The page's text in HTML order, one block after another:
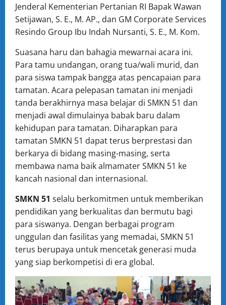
Jenderal Kementerian Pertanian RI Bapak Wawan
Setijawan, S. E., M. AP., dan GM Corporate Services
Resindo Group Ibu Indah Nursanti, S. E., M. Kom.
Suasana haru dan bahagia mewarnai acara ini.
Para tamu undangan, orang tua/wali murid, dan
para siswa tampak bangga atas pencapaian para
tamatan. Acara pelepasan tamatan ini menjadi
tanda berakhirnya masa belajar di SMKN 51 dan
menjadi awal dimulainya babak baru dalam
kehidupan para tamatan. Diharapkan para
tamatan SMKN 51 dapat terus berprestasi dan
berkarya di bidang masing-masing, serta
membawa nama baik almamater SMKN 51 ke
kancah nasional dan internasional.
SMKN 51 selalu berkomitmen untuk memberikan
pendidikan yang berkualitas dan bermutu bagi
para siswanya. Dengan berbagai program
unggulan dan fasilitas yang memadai, SMKN 51
terus berupaya untuk mencetak generasi muda
yang siap berkompetisi di era global.